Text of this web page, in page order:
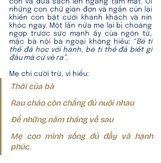
con và đưa sách lên ngang tầm mắt. Ôi
những con chữ giản đơn và ngắn cũn lại
khiến con bật cười khanh khách và nín
khóc ngay. Một lần nữa mẹ lại bị choáng
ngợp trước sức mạnh ấy của ngôn từ,
mặc bà nội bà ngoại không hiểu: “Bé tí
thế đã học với hành, bé tí thế đã biết gì
đâu mà cứ vẽ ra”.
Mẹ chỉ cười trừ, vì hiểu:
Thời của bà
Rau cháo còn chẳng đủ nuôi nhau
Để những năm tháng về sau
Mẹ con mình sống đủ đầy và hạnh
phúc